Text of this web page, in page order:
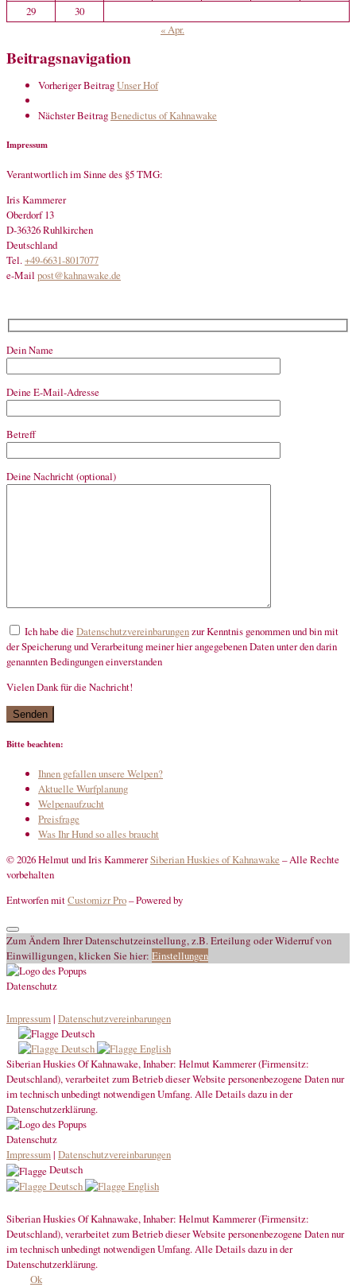
29
30
« Apr.
Beitragsnavigation
Vorheriger BeitragUnser Hof
Nächster BeitragBenedictus of Kahnawake
Impressum
Verantwortlich im Sinne des §5 TMG:
Iris Kammerer
Oberdorf 13
D-36326 Ruhlkirchen
Deutschland
Tel.+49-6631-8017077
e-Mail post@kahnawake.de
Dein Name
Deine E-Mail-Adresse
Betreff
Deine Nachricht (optional)
Ich habe dieDatenschutzvereinbarungenzur Kenntnis genommen und bin mit
der Speicherung und Verarbeitung meiner hier angegebenen Daten unter den darin
genannten Bedingungen einverstanden
Vielen Dank für die Nachricht!
Bitte beachten:
Ihnen gefallen unsere Welpen?
Aktuelle Wurfplanung
Welpenaufzucht
Preisfrage
Was Ihr Hund so alles braucht
© 2026 Helmut und Iris KammererSiberian Huskies of Kahnawake –Alle Rechte
vorbehalten
Entworfen mitCustomizr Pro–Powered by
Zum Ändern Ihrer Datenschutzeinstellung, z.B. Erteilung oder Widerruf von
Einwilligungen, klicken Sie hier: Einstellungen
Datenschutz
Impressum| Datenschutzvereinbarungen
Deutsch
Deutsch
English
Siberian Huskies Of Kahnawake, Inhaber: Helmut Kammerer (Firmensitz:
Deutschland), verarbeitet zum Betrieb dieser Website personenbezogene Daten nur
im technisch unbedingt notwendigen Umfang. Alle Details dazu in der
Datenschutzerklärung.
Datenschutz
Impressum| Datenschutzvereinbarungen
Deutsch
Deutsch
English
Siberian Huskies Of Kahnawake, Inhaber: Helmut Kammerer (Firmensitz:
Deutschland), verarbeitet zum Betrieb dieser Website personenbezogene Daten nur
im technisch unbedingt notwendigen Umfang. Alle Details dazu in der
Datenschutzerklärung.
Ok